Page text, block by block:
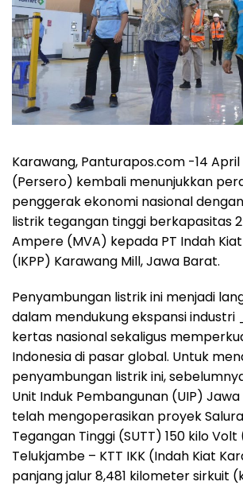
Karawang, Panturapos.com -14 April
(Persero) kembali menunjukkan
penggerak ekonomi nasional
listrik tegangan tinggi berkapasitas
Ampere (MVA) kepada PT Indah
(IKPP) Karawang Mill, Jawa Barat.
Penyambungan listrik ini menjadi
dalam mendukung ekspansi
kertas nasional sekaligus
Indonesia di pasar global. Untuk
penyambungan listrik ini,
Unit Induk Pembangunan (UIP)
telah mengoperasikan proyek
Tegangan Tinggi (SUTT) 150 kilo Volt
Telukjambe – KTT IKK (Indah Kiat
panjang jalur 8,481 kilometer sirkuit